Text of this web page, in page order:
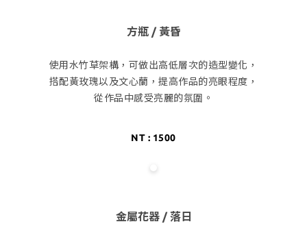
方瓶 / 黃昏
使用水竹草架構，可做出高低層次的造型變化，
搭配黃玫瑰以及文心蘭，提高作品的亮眼程度，
從作品中感受亮麗的氛圍。
NT : 1500
金屬花器 / 落日